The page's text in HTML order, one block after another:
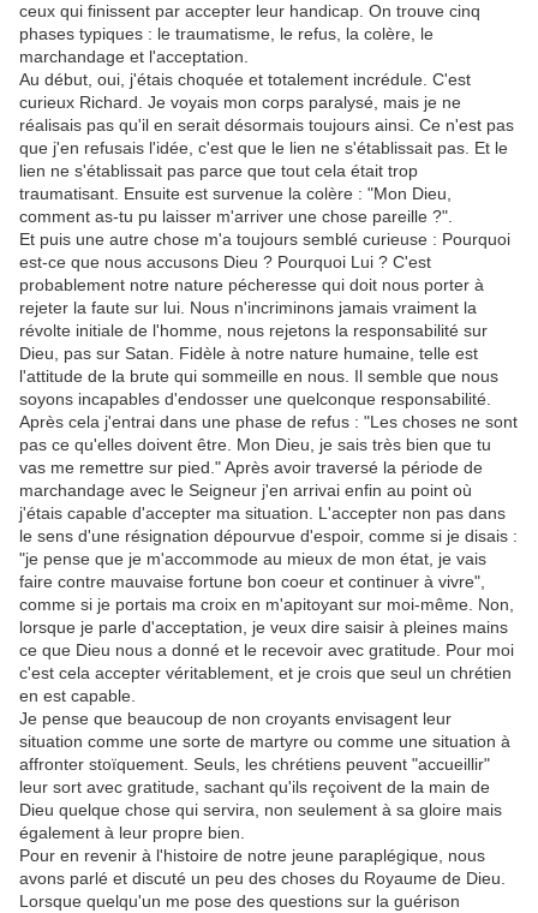
ceux qui finissent par accepter leur handicap. On trouve cinq
phases typiques : le traumatisme, le refus, la colère, le
marchandage et l'acceptation.
Au début, oui, j'étais choquée et totalement incrédule. C'est
curieux Richard. Je voyais mon corps paralysé, mais je ne
réalisais pas qu'il en serait désormais toujours ainsi. Ce n'est pas
que j'en refusais l'idée, c'est que le lien ne s'établissait pas. Et le
lien ne s'établissait pas parce que tout cela était trop
traumatisant. Ensuite est survenue la colère : "Mon Dieu,
comment as-tu pu laisser m'arriver une chose pareille ?".
Et puis une autre chose m'a toujours semblé curieuse : Pourquoi
est-ce que nous accusons Dieu ? Pourquoi Lui ? C'est
probablement notre nature pécheresse qui doit nous porter à
rejeter la faute sur lui. Nous n'incriminons jamais vraiment la
révolte initiale de l'homme, nous rejetons la responsabilité sur
Dieu, pas sur Satan. Fidèle à notre nature humaine, telle est
l'attitude de la brute qui sommeille en nous. Il semble que nous
soyons incapables d'endosser une quelconque responsabilité.
Après cela j'entrai dans une phase de refus : "Les choses ne sont
pas ce qu'elles doivent être. Mon Dieu, je sais très bien que tu
vas me remettre sur pied." Après avoir traversé la période de
marchandage avec le Seigneur j'en arrivai enfin au point où
j'étais capable d'accepter ma situation. L'accepter non pas dans
le sens d'une résignation dépourvue d'espoir, comme si je disais :
"je pense que je m'accommode au mieux de mon état, je vais
faire contre mauvaise fortune bon coeur et continuer à vivre",
comme si je portais ma croix en m'apitoyant sur moi-même. Non,
lorsque je parle d'acceptation, je veux dire saisir à pleines mains
ce que Dieu nous a donné et le recevoir avec gratitude. Pour moi
c'est cela accepter véritablement, et je crois que seul un chrétien
en est capable.
Je pense que beaucoup de non croyants envisagent leur
situation comme une sorte de martyre ou comme une situation à
affronter stoïquement. Seuls, les chrétiens peuvent "accueillir"
leur sort avec gratitude, sachant qu'ils reçoivent de la main de
Dieu quelque chose qui servira, non seulement à sa gloire mais
également à leur propre bien.
Pour en revenir à l'histoire de notre jeune paraplégique, nous
avons parlé et discuté un peu des choses du Royaume de Dieu.
Lorsque quelqu'un me pose des questions sur la guérison